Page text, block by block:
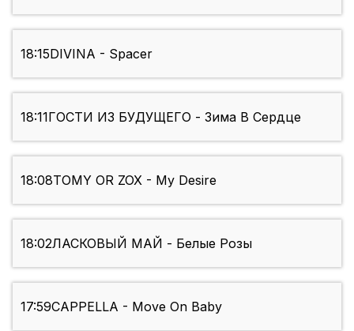
18:15DIVINA - Spacer
18:11ГОСТИ ИЗ БУДУЩЕГО - Зима В Сердце
18:08TOMY OR ZOX - My Desire
18:02ЛАСКОВЫЙ МАЙ - Белые Розы
17:59CAPPELLA - Move On Baby